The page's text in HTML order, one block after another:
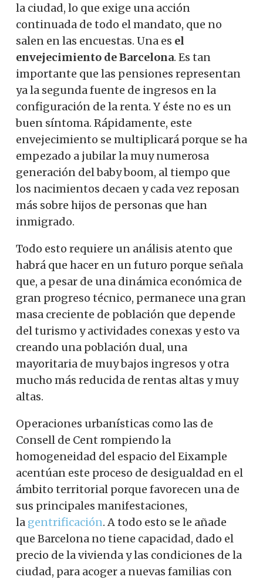
la ciudad, lo que exige una acción
continuada de todo el mandato, que no
salen en las encuestas. Una es el
envejecimiento de Barcelona. Es tan
importante que las pensiones representan
ya la segunda fuente de ingresos en la
configuración de la renta. Y éste no es un
buen síntoma. Rápidamente, este
envejecimiento se multiplicará porque se ha
empezado a jubilar la muy numerosa
generación del baby boom, al tiempo que
los nacimientos decaen y cada vez reposan
más sobre hijos de personas que han
inmigrado.
Todo esto requiere un análisis atento que
habrá que hacer en un futuro porque señala
que, a pesar de una dinámica económica de
gran progreso técnico, permanece una gran
masa creciente de población que depende
del turismo y actividades conexas y esto va
creando una población dual, una
mayoritaria de muy bajos ingresos y otra
mucho más reducida de rentas altas y muy
altas.
Operaciones urbanísticas como las de
Consell de Cent rompiendo la
homogeneidad del espacio del Eixample
acentúan este proceso de desigualdad en el
ámbito territorial porque favorecen una de
sus principales manifestaciones,
la gentrificación. A todo esto se le añade
que Barcelona no tiene capacidad, dado el
precio de la vivienda y las condiciones de la
ciudad, para acoger a nuevas familias con